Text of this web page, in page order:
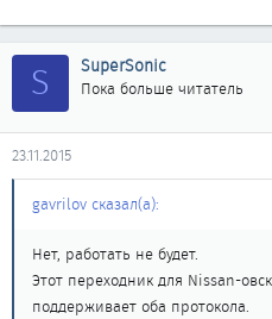
S SuperSonic
Пока больше читатель
23.11.2015
gavrilov сказал(а):
Нет, работать не будет.
Этот переходник для Nissan-
поддерживает оба протокола.